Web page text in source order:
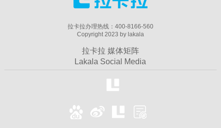
拉卡拉办理热线：400-8166-560
Copyright 2023 by lakala
拉卡拉 媒体矩阵
Lakala Social Media